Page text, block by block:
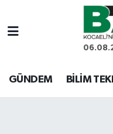
GÜNDEM BİLİM
Kocaeli Nöbetçi
Kocaeli Hava